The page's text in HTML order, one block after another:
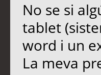
No se si
tablet
word i un
La meva